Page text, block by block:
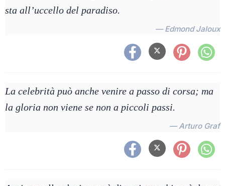
sta all’uccello del paradiso.
— Edmond Jaloux
La celebrità può anche venire a passo di corsa; ma
la gloria non viene se non a piccoli passi.
— Arturo Graf